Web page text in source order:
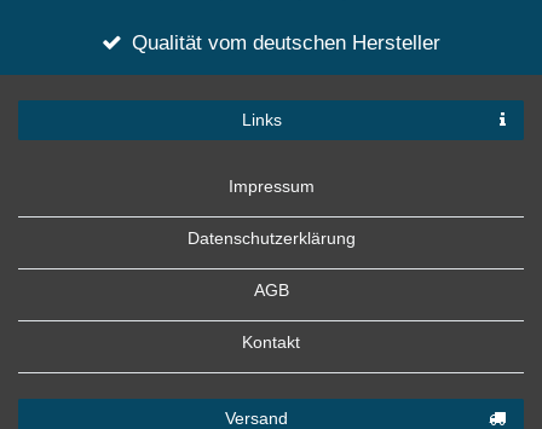
Qualität vom deutschen Hersteller
Links
Impressum
Datenschutzerklärung
AGB
Kontakt
Versand